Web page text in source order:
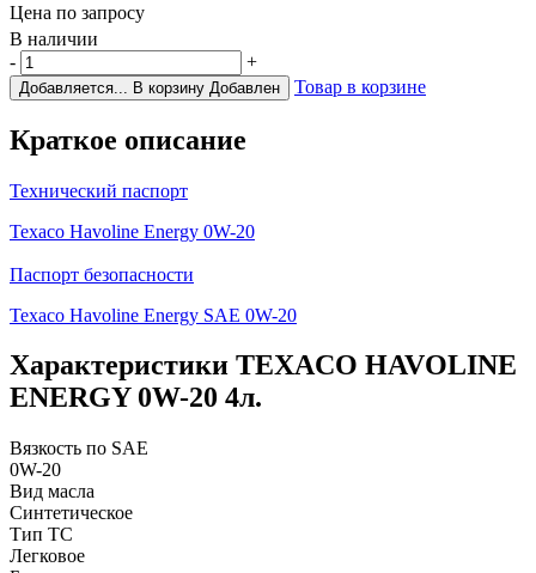
Цена по запросу
В наличии
-
+
Добавляется... В корзину Добавлен Товар в корзине
Краткое описание
Технический паспорт
Texaco Havoline Energy 0W-20
Паспорт безопасности
Texaco Havoline Energy SAE 0W-20
Характеристики TEXACO HAVOLINE
ENERGY 0W-20 4л.
Вязкость по SAE
0W-20
Вид масла
Синтетическое
Тип ТС
Легковое